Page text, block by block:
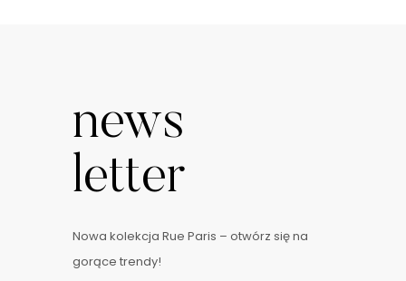
news
letter
Nowa kolekcja Rue Paris – otwórz się na
gorące trendy!